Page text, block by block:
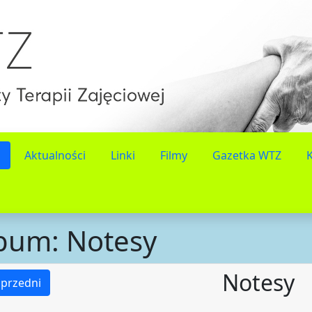
Aktualności Linki Filmy Gazetka WTZ
Notesy
Notesy